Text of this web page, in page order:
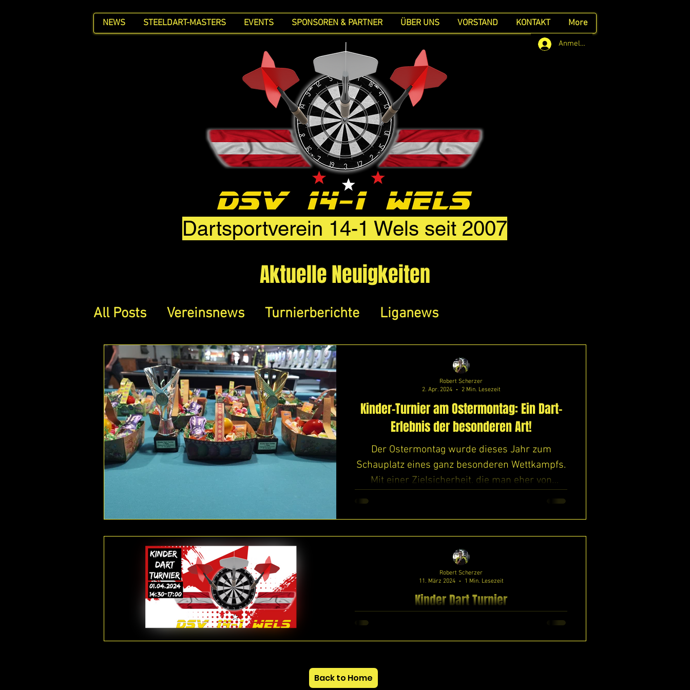
NEWS STEELDART-MASTERS EVENTS SPONSOREN & PARTNER ÜBER UNS VORSTAND KONTAKT More
Anmelden
Dartsportverein 14-1 Wels seit 2007
Aktuelle Neuigkeiten
All Posts Vereinsnews Turnierberichte Liganews
Sponsoring
Kinder-Turnier am Ostermontag: Ein Dart-
Erlebnis der besonderen Art!
Der Ostermontag wurde dieses Jahr zum
Schauplatz eines ganz besonderen Wettkampfs.
Mit einer Zielsicherheit, die man eher von
Robert Scherzer
2. Apr. 2024
2 Min. Lesezeit
Kinder Dart Turnier
Dartsportvereins 14-1 Wels, wir haben
Robert Scherzer
11. März 2024
1 Min. Lesezeit
Back to Home